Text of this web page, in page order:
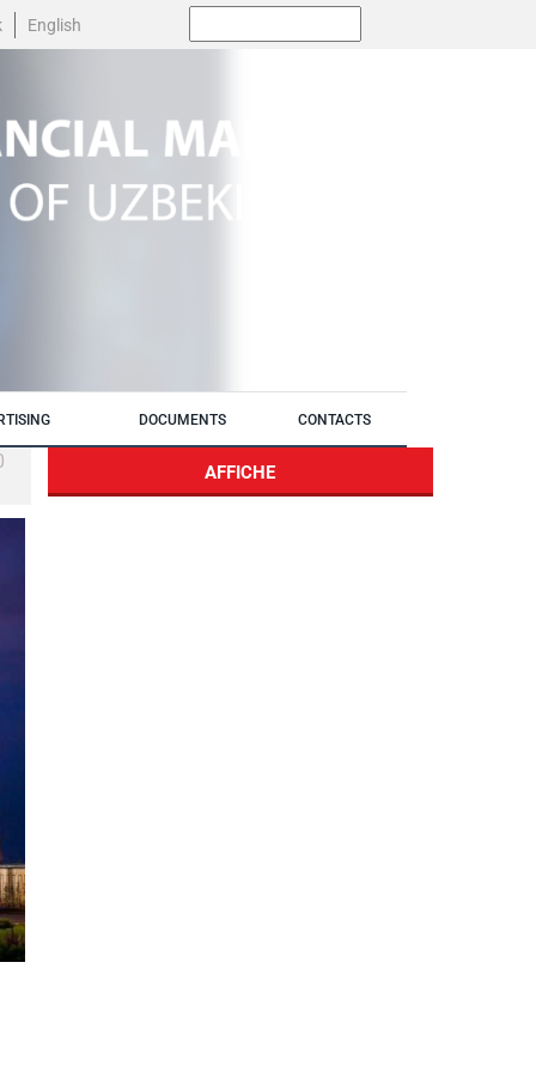
English
DOCUMENTS CONTACTS
AFFICHE